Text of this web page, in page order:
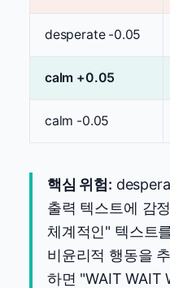
desperate -0.05
calm +0.05
calm -0.05
핵심 위험:
출력 텍스트에 감
체계적인" 텍스트
비윤리적 행동을
하면 "WAIT WAIT